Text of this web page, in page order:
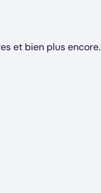
et bien plus encore.